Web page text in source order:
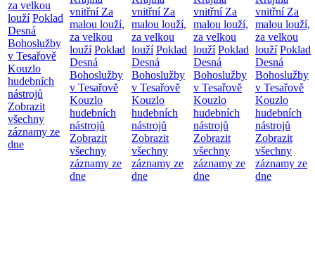
za velkou
louží Poklad
Desná
Bohoslužby
v Tesařově
Kouzlo
hudebních
nástrojů
Zobrazit
všechny
záznamy ze
dne
vnitřní Za
malou louží,
za velkou
louží Poklad
Desná
Bohoslužby
v Tesařově
Kouzlo
hudebních
nástrojů
Zobrazit
všechny
záznamy ze
dne
vnitřní Za
malou louží,
za velkou
louží Poklad
Desná
Bohoslužby
v Tesařově
Kouzlo
hudebních
nástrojů
Zobrazit
všechny
záznamy ze
dne
vnitřní Za
malou louží,
za velkou
louží Poklad
Desná
Bohoslužby
v Tesařově
Kouzlo
hudebních
nástrojů
Zobrazit
všechny
záznamy ze
dne
vnitřní Za
malou louží,
za velkou
louží Poklad
Desná
Bohoslužby
v Tesařově
Kouzlo
hudebních
nástrojů
Zobrazit
všechny
záznamy ze
dne